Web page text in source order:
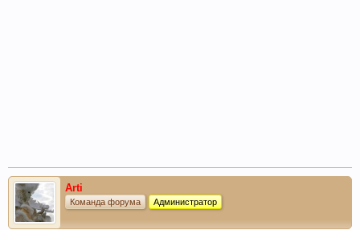
Arti
Команда форума Администратор